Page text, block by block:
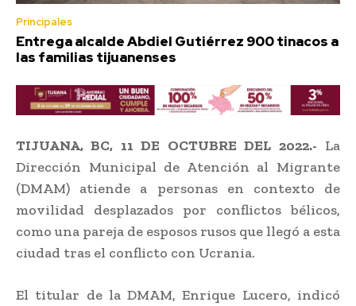
Principales
Entrega alcalde Abdiel Gutiérrez 900 tinacos a
las familias tijuanenses
TIJUANA, BC, 11 DE OCTUBRE DEL 2022.- La
Dirección Municipal de Atención al Migrante
(DMAM) atiende a personas en contexto de
movilidad desplazados por conflictos bélicos,
como una pareja de esposos rusos que llegó a esta
ciudad tras el conflicto con Ucrania.
El titular de la DMAM, Enrique Lucero, indicó